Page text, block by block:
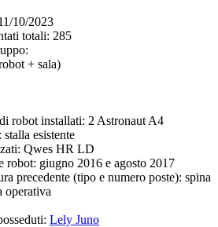
10/2023
totali: 285
+ sala)
robot installati: 2 Astronaut A4
esistente
Qwes HR LD
robot: giugno 2016 e agosto 2017
precedente (tipo e numero poste): spina
operativa
Lely Juno